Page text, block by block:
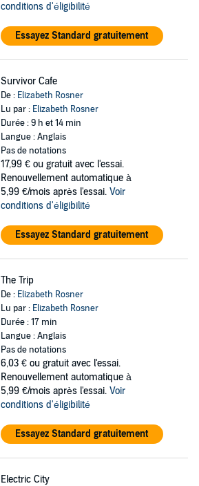
conditions d'éligibilité
Essayez Standard gratuitement
Survivor Cafe
De : Elizabeth Rosner
Lu par : Elizabeth Rosner
Durée : 9 h et 14 min
Langue : Anglais
Pas de notations
17,99 € ou gratuit avec l'essai.
Renouvellement automatique à
5,99 €/mois après l'essai. Voir
conditions d'éligibilité
Essayez Standard gratuitement
The Trip
De : Elizabeth Rosner
Lu par : Elizabeth Rosner
Durée : 17 min
Langue : Anglais
Pas de notations
6,03 € ou gratuit avec l'essai.
Renouvellement automatique à
5,99 €/mois après l'essai. Voir
conditions d'éligibilité
Essayez Standard gratuitement
Electric City